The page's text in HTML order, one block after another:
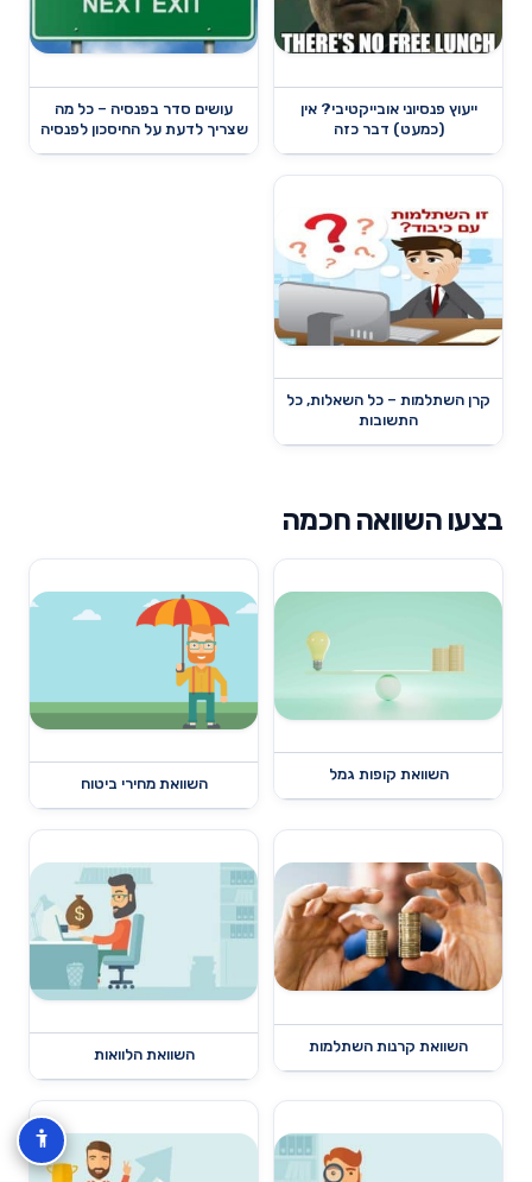
ייעוץ פנסיוני אובייקטיבי? אין
(כמעט) דבר כזה
עושים סדר בפנסיה – כל מה
שצריך לדעת על החיסכון לפנסיה
קרן השתלמות – כל השאלות, כל
התשובות
בצעו השוואה חכמה
השוואת קופות גמל
השוואת מחירי ביטוח
השוואת קרנות השתלמות
השוואת הלוואות